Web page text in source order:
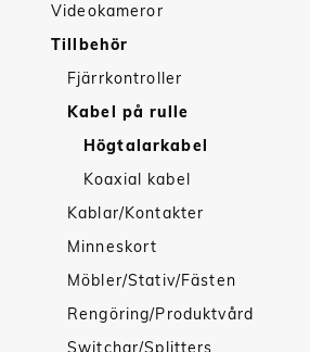
Videokameror
Tillbehör
Fjärrkontroller
Kabel på rulle
Högtalarkabel
Koaxial kabel
Kablar/Kontakter
Minneskort
Möbler/Stativ/Fästen
Rengöring/Produktvård
Switchar/Splitters